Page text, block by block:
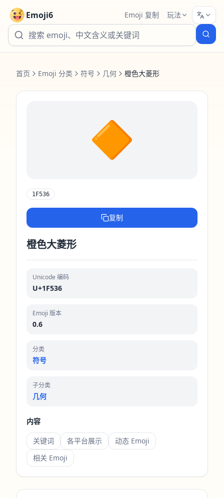
Emoji6 Emoji 复制 玩法
首页 Emoji 分类 符号 几何 橙色大菱形
🔶
1F536
复制
橙色大菱形
Unicode 编码
U+1F536
Emoji 版本
0.6
分类
符号
子分类
几何
内容
关键词 各平台展示
动态 Emoji
相关 Emoji